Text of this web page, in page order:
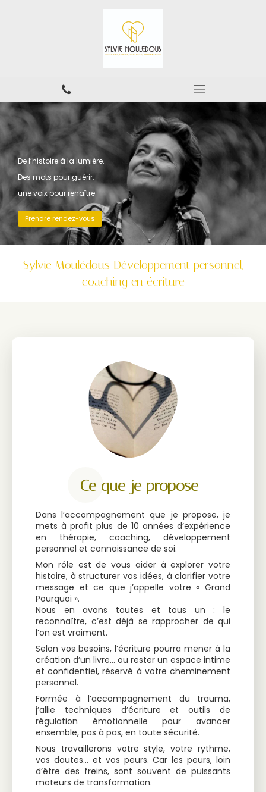
De l’histoire à la lumière.
Des mots pour guérir,
une voix pour renaître.
Prendre rendez-vous
Sylvie Moulédous Développement personnel,
coaching en écriture
Ce que je propose
Dans l’accompagnement que je propose, je
mets à profit plus de 10 années d’expérience
en thérapie, coaching, développement
personnel et connaissance de soi.
Mon rôle est de vous aider à explorer votre
histoire, à structurer vos idées, à clarifier votre
message et ce que j’appelle votre « Grand
Pourquoi ».
Nous en avons toutes et tous un : le
reconnaître, c’est déjà se rapprocher de qui
l’on est vraiment.
Selon vos besoins, l’écriture pourra mener à la
création d’un livre… ou rester un espace intime
et confidentiel, réservé à votre cheminement
personnel.
Formée à l’accompagnement du trauma,
j’allie techniques d’écriture et outils de
régulation émotionnelle pour avancer
ensemble, pas à pas, en toute sécurité.
Nous travaillerons votre style, votre rythme,
vos doutes… et vos peurs. Car les peurs, loin
d’être des freins, sont souvent de puissants
moteurs de transformation.